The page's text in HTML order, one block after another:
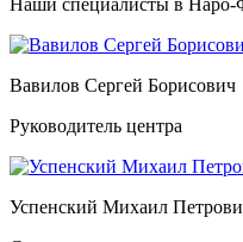
Наши специалисты в Наро-
Вавилов Сергей Борисович
Руководитель центра
Успенский Михаил